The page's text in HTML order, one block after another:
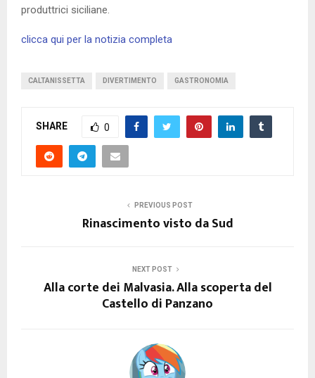
produttrici siciliane.
clicca qui per la notizia completa
CALTANISSETTA DIVERTIMENTO GASTRONOMIA
SHARE 0
PREVIOUS POST
Rinascimento visto da Sud
NEXT POST
Alla corte dei Malvasia. Alla scoperta del
Castello di Panzano